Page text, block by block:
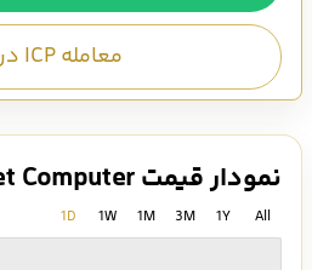
معامله ICP در بازار
نمودار قیمت Internet Computer
All
1Y
3M
1M
1W
1D